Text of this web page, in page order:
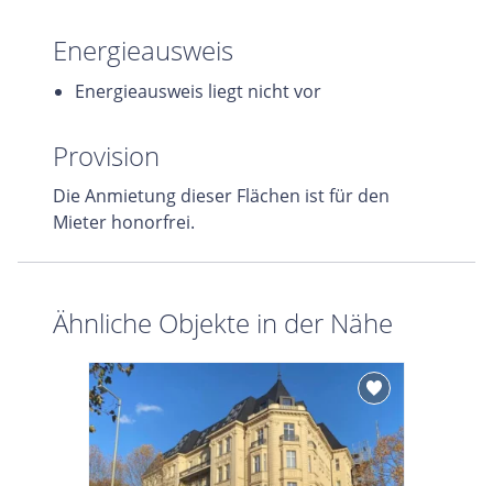
Energieausweis
Energieausweis liegt nicht vor
Provision
Die Anmietung dieser Flächen ist für den
Mieter honorfrei.
Ähnliche Objekte in der Nähe